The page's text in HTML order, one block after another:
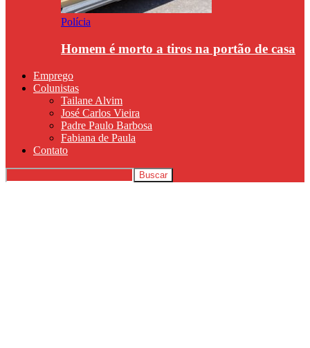
Polícia
Homem é morto a tiros na portão de casa
Emprego
Colunistas
Tailane Alvim
José Carlos Vieira
Padre Paulo Barbosa
Fabiana de Paula
Contato